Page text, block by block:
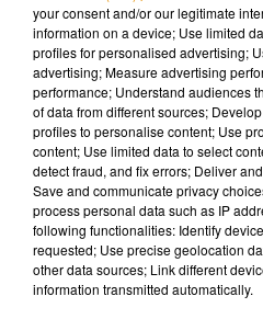
Nocturnes en 2021
Plusieurs animations sont
notamment 14 nocturnes. Des
poétiques seront proposées de
y découvrira des mises en
tradition japonaise. En 2020,
découvert le parc de nuit.
Musique
your consent and/or our legitimate
information on a device; Use limited
profiles for personalised advertising;
advertising; Measure advertising
performance; Understand audiences
of data from different sources;
profiles to personalise content; Use
content; Use limited data to select
detect fraud, and fix errors; Deliver
Save and communicate privacy
process personal data such as IP
following functionalities: Identify
requested; Use precise geolocation
other data sources; Link different
information transmitted automatically.